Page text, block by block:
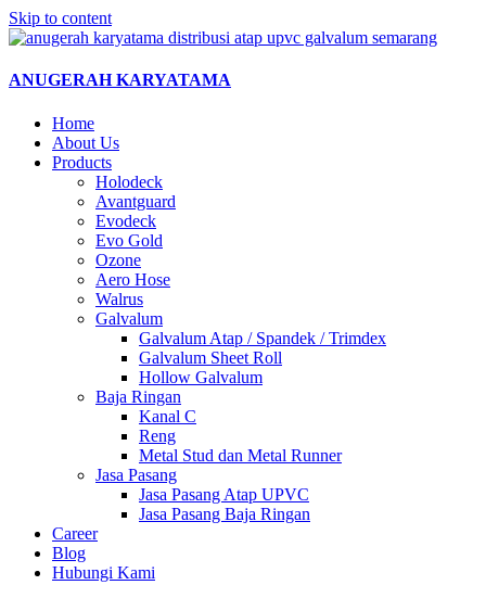
Skip to content
ANUGERAH KARYATAMA
Home
About Us
Products
Holodeck
Avantguard
Evodeck
Evo Gold
Ozone
Aero Hose
Walrus
Galvalum
Galvalum Atap / Spandek / Trimdex
Galvalum Sheet Roll
Hollow Galvalum
Baja Ringan
Kanal C
Reng
Metal Stud dan Metal Runner
Jasa Pasang
Jasa Pasang Atap UPVC
Jasa Pasang Baja Ringan
Career
Blog
Hubungi Kami